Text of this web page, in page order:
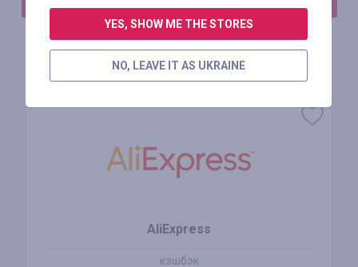
Похожие магазины
AliExpress
кэшбэк
YES, SHOW ME THE STORES
NO, LEAVE IT AS UKRAINE